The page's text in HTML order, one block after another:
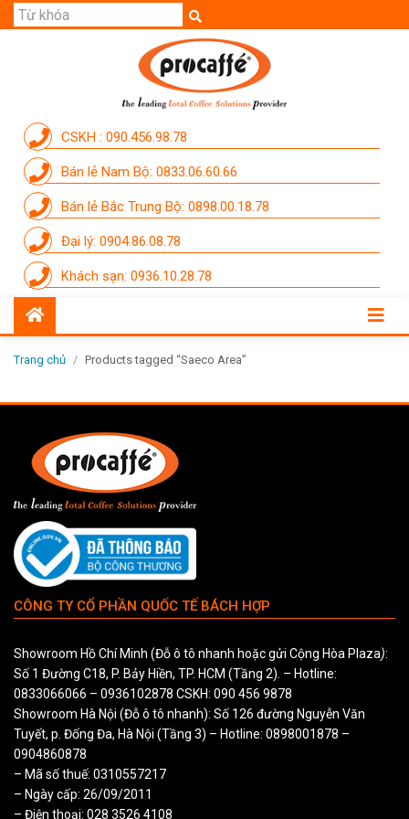
CSKH : 090.456.98.78
Bán lẻ Nam Bộ: 0833.06.60.66
Bán lẻ Bắc Trung Bộ: 0898.00.18.78
Đại lý: 0904.86.08.78
Khách sạn: 0936.10.28.78
DỊCH VỤ
CẨM NANG
THÀNH VIÊN PROCAFFE
KHUYẾN MÃI
SỰ KIỆN THƯƠNG HIỆU
LIÊN HỆ
Trang chủ / Products tagged “Saeco Area”
CÔNG TY CỔ PHẦN QUỐC TẾ BÁCH HỢP
Showroom Hồ Chí Minh (Đỗ ô tô nhanh hoặc gửi Cộng Hòa Plaza):
Số 1 Đường C18, P. Bảy Hiền, TP. HCM (Tầng 2). – Hotline:
0833066066 – 0936102878 CSKH: 090 456 9878
Showroom Hà Nội (Đỗ ô tô nhanh): Số 126 đường Nguyễn Văn
Tuyết, p. Đống Đa, Hà Nội (Tầng 3) – Hotline: 0898001878 –
0904860878
– Mã số thuế: 0310557217
– Ngày cấp: 26/09/2011
– Điện thoại: 028 3526 4108